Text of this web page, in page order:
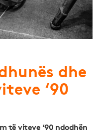
dhe
‘90
të viteve ‘90 ndodhën